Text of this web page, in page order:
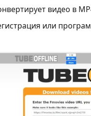
видео в
или